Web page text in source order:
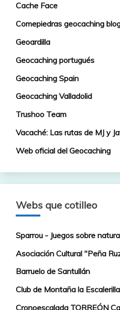
Cache Face
Comepiedras geocaching
Geoardilla
Geocaching portugués
Geocaching Spain
Geocaching Valladolid
Trushoo Team
Vacaché: Las rutas de MJ y
Web oficial del Geocaching
Webs que cotilleo
Sparrou - Juegos sobre
Asociación Cultural "Peña
Barruelo de Santullán
Club de Montaña la Escalerilla
Cronoescalada TORREÓN